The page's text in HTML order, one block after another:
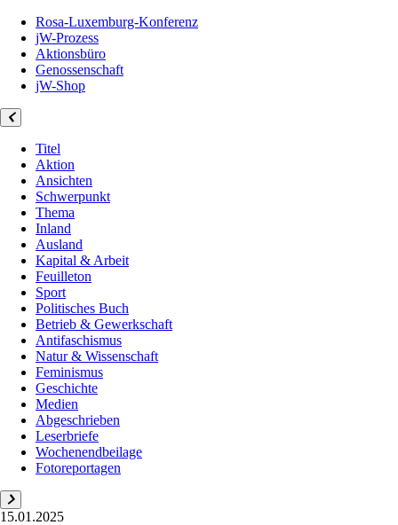
Rosa-Luxemburg-Konferenz
jW-Prozess
Aktionsbüro
Genossenschaft
jW-Shop
Titel
Aktion
Ansichten
Schwerpunkt
Thema
Inland
Ausland
Kapital & Arbeit
Feuilleton
Sport
Politisches Buch
Betrieb & Gewerkschaft
Antifaschismus
Natur & Wissenschaft
Feminismus
Geschichte
Medien
Abgeschrieben
Leserbriefe
Wochenendbeilage
Fotoreportagen
15.01.2025